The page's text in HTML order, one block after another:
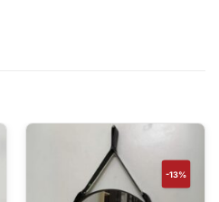
-13%